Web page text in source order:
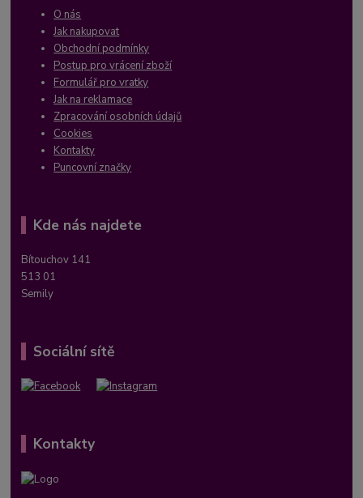
O nás
Jak nakupovat
Obchodní podmínky
Postup pro vrácení zboží
Formulář pro vratky
Jak na reklamace
Zpracování osobních údajů
Cookies
Kontakty
Puncovní značky
Kde nás najdete
Bítouchov 141
513 01
Semily
Sociální sítě
Kontakty